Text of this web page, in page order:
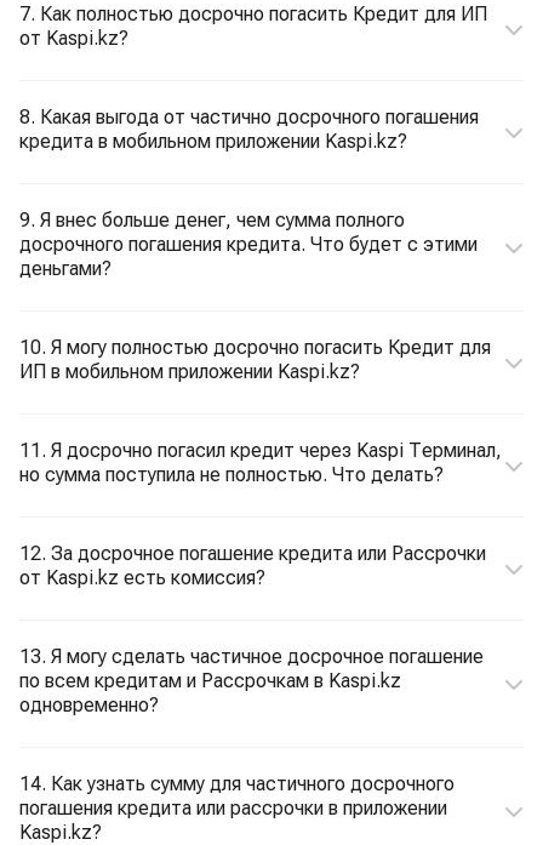
7. Как полностью досрочно погасить Кредит для ИП
от Kaspi.kz?
8. Какая выгода от частично досрочного погашения
кредита в мобильном приложении Kaspi.kz?
9. Я внес больше денег, чем сумма полного
досрочного погашения кредита. Что будет с этими
деньгами?
10. Я могу полностью досрочно погасить Кредит для
ИП в мобильном приложении Kaspi.kz?
11. Я досрочно погасил кредит через Kaspi Терминал,
но сумма поступила не полностью. Что делать?
12. За досрочное погашение кредита или Рассрочки
от Kaspi.kz есть комиссия?
13. Я могу сделать частичное досрочное погашение
по всем кредитам и Рассрочкам в Kaspi.kz
одновременно?
14. Как узнать сумму для частичного досрочного
погашения кредита или рассрочки в приложении
Kaspi.kz?